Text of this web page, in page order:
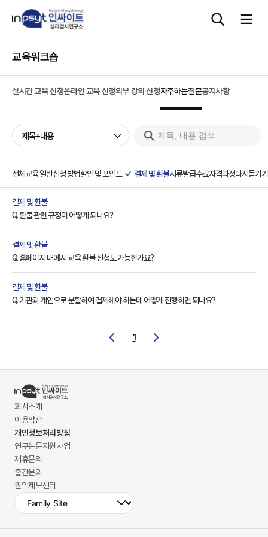
상담도구
교육 워크숍
단체검사
교육워크숍
실시간 교육 신청온라인 교육 신청외부 강의 신청자주하는질문공지사항
제목+내용
전체교육 일반신청 방법할인 및 포인트 결제 및 환불서류발급수료자격과정다시듣기
결제 및 환불
Q. 환불 관련 규정이 어떻게 되나요?
결제 및 환불
Q. 홈페이지 내에서 교육 환불 신청도 가능한가요?
결제 및 환불
Q. 기관과 개인으로 분할하여 결제해야 하는데 어떻게 진행하면 되나요?
1
회사소개
이용약관
개인정보처리방침
연구논문지원사업
제휴문의
출간문의
권익제보센터